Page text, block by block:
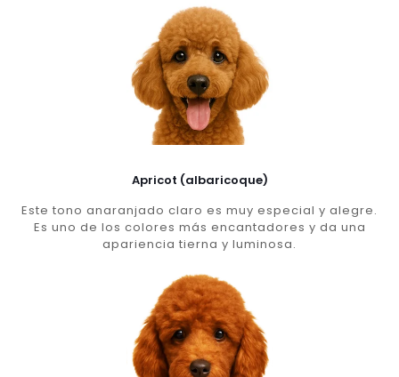
Apricot (albaricoque)
Este tono anaranjado claro es muy especial y alegre.
Es uno de los colores más encantadores y da una
apariencia tierna y luminosa.